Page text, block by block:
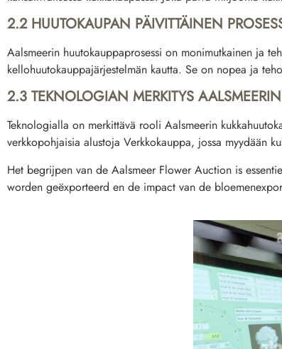
2.2 HUUTOKAUPAN PÄIVITTÄINEN
Aalsmeerin huutokauppaprosessi on monimutkainen ja
kellohuutokauppajärjestelmän kautta. Se on nopea ja
2.3 TEKNOLOGIAN MERKITYS
Teknologialla on merkittävä rooli Aalsmeerin
verkkopohjaisia alustoja Verkkokauppa, jossa myydään
Het begrijpen van de Aalsmeer Flower Auction is
worden geëxporteerd en de impact van de